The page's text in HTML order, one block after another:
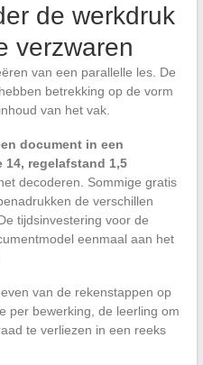
de werkdruk
verzwaren
van een parallelle les. De
betrekking op de vorm
van het vak.
document in een
regelafstand 1,5
decoderen. Sommige gratis
de verschillen
tijdsinvestering voor de
eenmaal aan het
van de rekenstappen op
per bewerking, de leerling om
te verliezen in een reeks